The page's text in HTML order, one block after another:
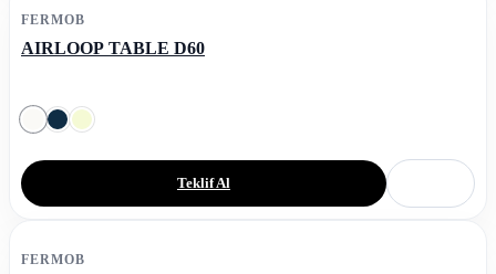
FERMOB
AIRLOOP TABLE D60
Teklif Al
FERMOB